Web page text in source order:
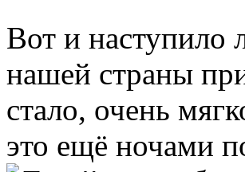
Вот и наступило
нашей страны
стало, очень
это ещё ночами